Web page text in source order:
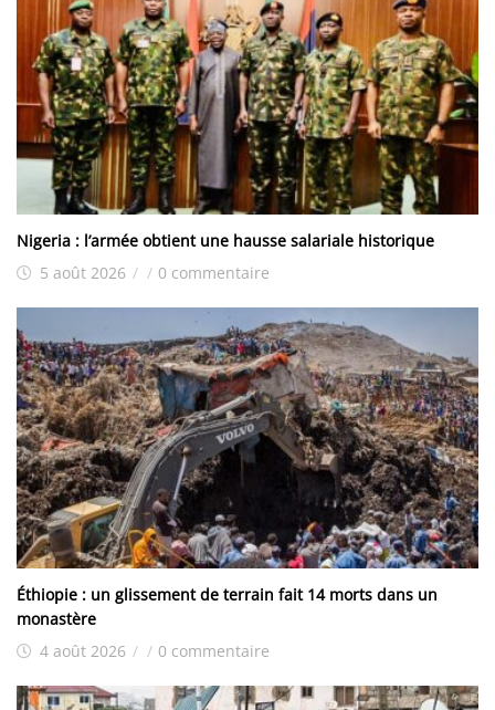
Nigeria : l’armée obtient une hausse salariale historique
5 août 2026 / / 0 commentaire
Éthiopie : un glissement de terrain fait 14 morts dans un
monastère
4 août 2026 / / 0 commentaire